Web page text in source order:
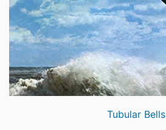
Tubular Bells